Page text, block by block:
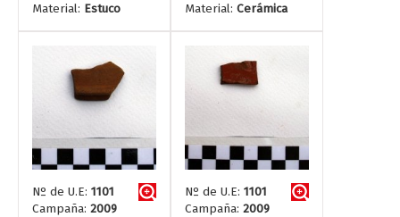
Material: Estuco
Material: Cerámica
Nº de U.E: 1101
Campaña: 2009
Nº de U.E: 1101
Campaña: 2009